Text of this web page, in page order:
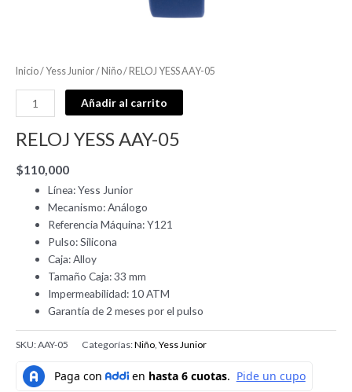
Inicio/Yess Junior/Niño/ RELOJ YESS AAY-05
Añadir al carrito
RELOJ YESS AAY-05
$110,000
Línea: Yess Junior
Mecanismo: Análogo
Referencia Máquina: Y121
Pulso: Silicona
Caja: Alloy
Tamaño Caja: 33 mm
Impermeabilidad: 10 ATM
Garantía de 2 meses por el pulso
SKU:AAY-05 Categorías:Niño ,Yess Junior